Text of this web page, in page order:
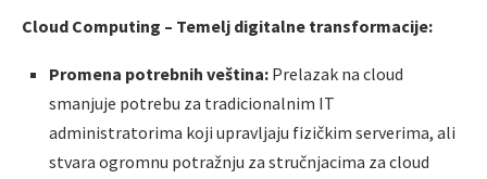
Cloud Computing – Temelj digitalne transformacije:
Promena potrebnih veština: Prelazak na cloud
smanjuje potrebu za tradicionalnim IT
administratorima koji upravljaju fizičkim serverima, ali
stvara ogromnu potražnju za stručnjacima za cloud